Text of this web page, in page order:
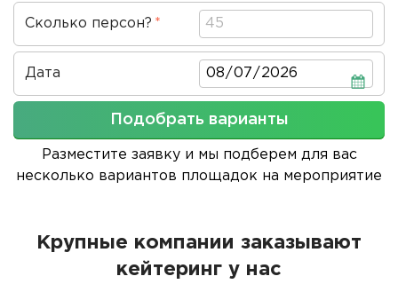
Сколько персон?
Дата Дата
Подобрать варианты
Разместите заявку и мы подберем для вас
несколько вариантов площадок на мероприятие
Крупные компании заказывают
кейтеринг у нас